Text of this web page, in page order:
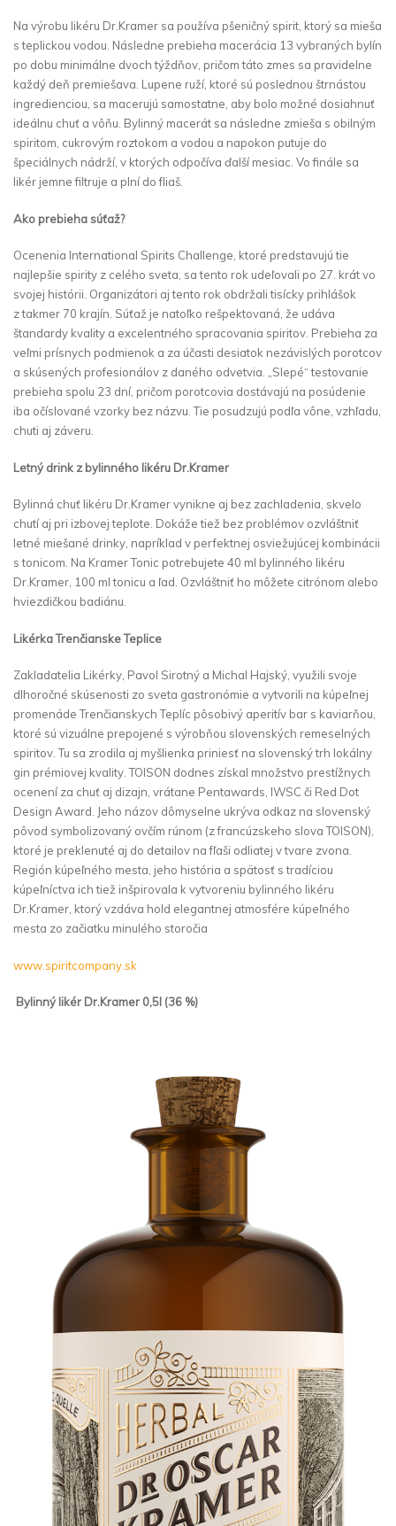
Na výrobu likéru Dr.Kramer sa používa pšeničný spirit, ktorý sa mieša
s teplickou vodou. Následne prebieha macerácia 13 vybraných bylín
po dobu minimálne dvoch týždňov, pričom táto zmes sa pravidelne
každý deň premiešava. Lupene ruží, ktoré sú poslednou štrnástou
ingredienciou, sa macerujú samostatne, aby bolo možné dosiahnuť
ideálnu chuť a vôňu. Bylinný macerát sa následne zmieša s obilným
spiritom, cukrovým roztokom a vodou a napokon putuje do
špeciálnych nádrží, v ktorých odpočíva ďalší mesiac. Vo finále sa
likér jemne filtruje a plní do fliaš.
Ako prebieha súťaž?
Ocenenia International Spirits Challenge, ktoré predstavujú tie
najlepšie spirity z celého sveta, sa tento rok udeľovali po 27. krát vo
svojej histórii. Organizátori aj tento rok obdržali tisícky prihlášok
z takmer 70 krajín. Súťaž je natoľko rešpektovaná, že udáva
štandardy kvality a excelentného spracovania spiritov. Prebieha za
veľmi prísnych podmienok a za účasti desiatok nezávislých porotcov
a skúsených profesionálov z daného odvetvia. „Slepé“ testovanie
prebieha spolu 23 dní, pričom porotcovia dostávajú na posúdenie
iba očíslované vzorky bez názvu. Tie posudzujú podľa vône, vzhľadu,
chuti aj záveru.
Letný drink z bylinného likéru Dr.Kramer
Bylinná chuť likéru Dr.Kramer vynikne aj bez zachladenia, skvelo
chutí aj pri izbovej teplote. Dokáže tiež bez problémov ozvláštniť
letné miešané drinky, napríklad v perfektnej osviežujúcej kombinácii
s tonicom. Na Kramer Tonic potrebujete 40 ml bylinného likéru
Dr.Kramer, 100 ml tonicu a ľad. Ozvláštniť ho môžete citrónom alebo
hviezdičkou badiánu.
Likérka Trenčianske Teplice
Zakladatelia Likérky, Pavol Sirotný a Michal Hajský, využili svoje
dlhoročné skúsenosti zo sveta gastronómie a vytvorili na kúpeľnej
promenáde Trenčianskych Teplíc pôsobivý aperitív bar s kaviarňou,
ktoré sú vizuálne prepojené s výrobňou slovenských remeselných
spiritov. Tu sa zrodila aj myšlienka priniesť na slovenský trh lokálny
gin prémiovej kvality. TOISON dodnes získal množstvo prestížnych
ocenení za chuť aj dizajn, vrátane Pentawards, IWSC či Red Dot
Design Award. Jeho názov dômyselne ukrýva odkaz na slovenský
pôvod symbolizovaný ovčím rúnom (z francúzskeho slova TOISON),
ktoré je preklenuté aj do detailov na fľaši odliatej v tvare zvona.
Región kúpeľného mesta, jeho história a spätosť s tradíciou
kúpeľníctva ich tiež inšpirovala k vytvoreniu bylinného likéru
Dr.Kramer, ktorý vzdáva hold elegantnej atmosfére kúpeľného
mesta zo začiatku minulého storočia
www.spiritcompany.sk
Bylinný likér Dr.Kramer 0,5l (36 %)